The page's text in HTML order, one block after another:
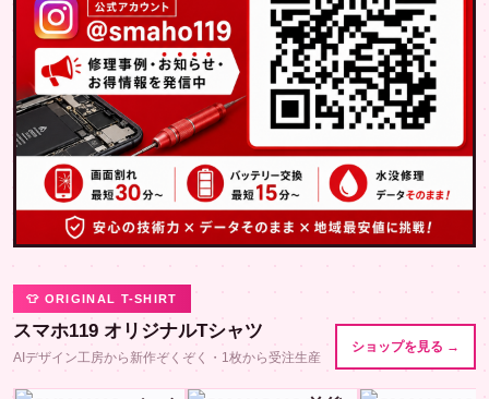
👕 ORIGINAL T-SHIRT
スマホ119 オリジナルTシャツ
AIデザイン工房から新作ぞくぞく・1枚から受注生産
ショップを見る →